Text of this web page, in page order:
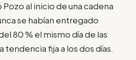
al inicio de una cadena
se habían entregado
80 % el mismo día de las
tendencia fija a los dos días.